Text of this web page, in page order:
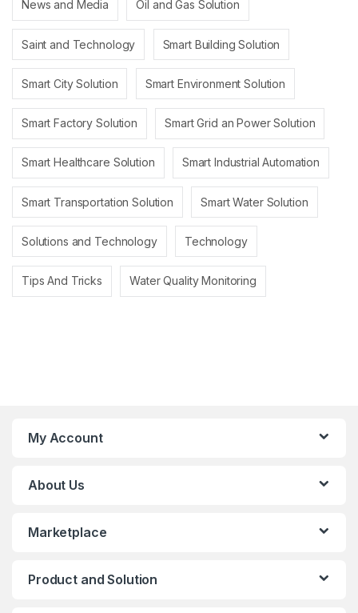
News and Media Oil and Gas Solution
Saint and Technology Smart Building Solution
Smart City Solution Smart Environment Solution
Smart Factory Solution Smart Grid an Power Solution
Smart Healthcare Solution Smart Industrial Automation
Smart Transportation Solution Smart Water Solution
Solutions and Technology Technology
Tips And Tricks Water Quality Monitoring
My Account
About Us
Marketplace
Product and Solution